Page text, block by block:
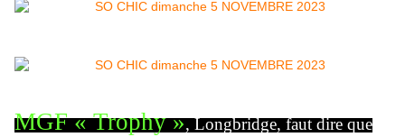
MGF « Trophy », Longbridge, faut dire que